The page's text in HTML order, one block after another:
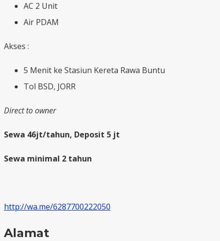
AC 2 Unit
Air PDAM
Akses :
5 Menit ke Stasiun Kereta Rawa Buntu
Tol BSD, JORR
Direct to owner
Sewa 46jt/tahun, Deposit 5 jt
Sewa minimal 2 tahun
http://wa.me/6287700222050
Alamat